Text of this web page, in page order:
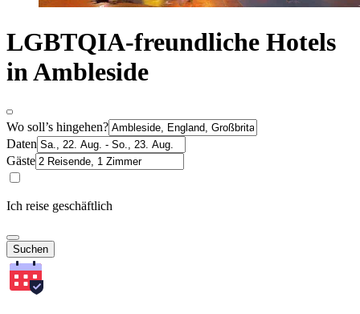
LGBTQIA-freundliche Hotels
in Ambleside
Wo soll’s hingehen?
Daten
Gäste
Ich reise geschäftlich
Suchen